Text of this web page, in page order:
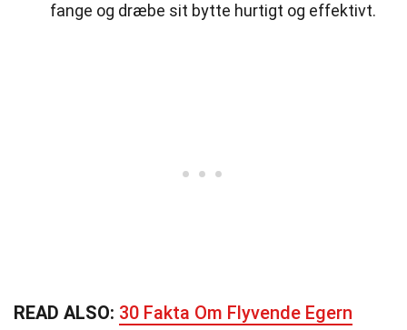
fange og dræbe sit bytte hurtigt og effektivt.
READ ALSO: 30 Fakta Om Flyvende Egern